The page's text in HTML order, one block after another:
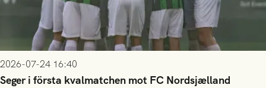
2026-07-24 16:40
Seger i första kvalmatchen mot FC Nordsjælland